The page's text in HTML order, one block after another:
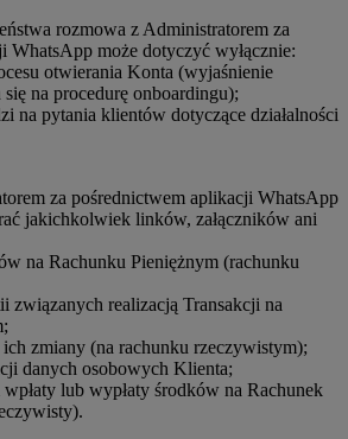
rozmowa z Administratorem za
WhatsApp może dotyczyć wyłącznie:
otwierania Konta (wyjaśnienie
się na procedurę onboardingu);
na pytania klientów dotyczące działalności
za pośrednictwem aplikacji WhatsApp
jakichkolwiek linków, załączników ani
na Rachunku Pieniężnym (rachunku
związanych realizacją Transakcji na
ich zmiany (na rachunku rzeczywistym);
danych osobowych Klienta;
lub wypłaty środków na Rachunek